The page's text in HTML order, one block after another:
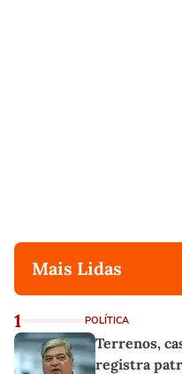
Mais Lidas
1 POLÍTICA
Terrenos,
registra